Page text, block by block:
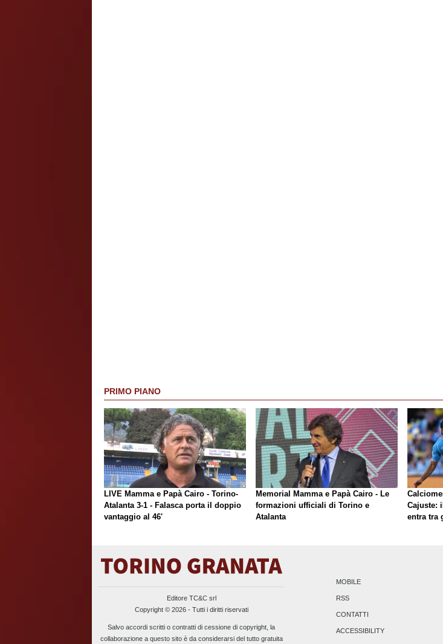
PRIMO PIANO
LIVE Mamma e Papà Cairo - Torino-
Atalanta 3-1 - Falasca porta il doppio
vantaggio al 46'
Memorial Mamma e Papà Cairo - Le
formazioni ufficiali di Torino e
Atalanta
Cajuste:
entra tra
Editore TC&C srl
Copyright © 2026 - Tutti i diritti riservati
Salvo accordi scritti o contratti di cessione di copyright, la
collaborazione a questo sito è da considerarsi del tutto gratuita
MOBILE
RSS
CONTATTI
ACCESSIBILITY